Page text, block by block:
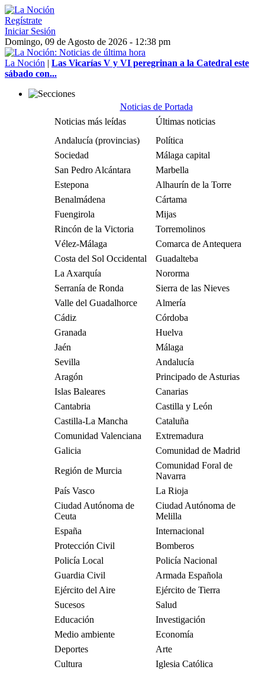
Regístrate
Iniciar Sesión
Domingo, 09 de Agosto de 2026 - 12:38 pm
La Noción | Las Vicarías V y VI peregrinan a la Catedral este
sábado con...
Noticias de Portada
Noticias más leídas
Últimas noticias
Andalucía (provincias)
Política
Sociedad
Málaga capital
San Pedro Alcántara
Marbella
Estepona
Alhaurín de la Torre
Benalmádena
Cártama
Fuengirola
Mijas
Rincón de la Victoria
Torremolinos
Vélez-Málaga
Comarca de Antequera
Costa del Sol Occidental
Guadalteba
La Axarquía
Nororma
Serranía de Ronda
Sierra de las Nieves
Valle del Guadalhorce
Almería
Cádiz
Córdoba
Granada
Huelva
Jaén
Málaga
Sevilla
Andalucía
Aragón
Principado de Asturias
Islas Baleares
Canarias
Cantabria
Castilla y León
Castilla-La Mancha
Cataluña
Comunidad Valenciana
Extremadura
Galicia
Comunidad de Madrid
Región de Murcia
Comunidad Foral de
Navarra
País Vasco
La Rioja
Ciudad Autónoma de
Ceuta
Ciudad Autónoma de
Melilla
España
Internacional
Protección Civil
Bomberos
Policía Local
Policía Nacional
Guardia Civil
Armada Española
Ejército del Aire
Ejército de Tierra
Sucesos
Salud
Educación
Investigación
Medio ambiente
Economía
Deportes
Arte
Cultura
Iglesia Católica